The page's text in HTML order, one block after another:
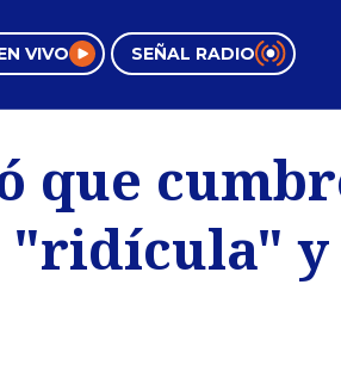
VIVO SEÑAL RADIO
Tendencias
Videos
que
"ridícula"